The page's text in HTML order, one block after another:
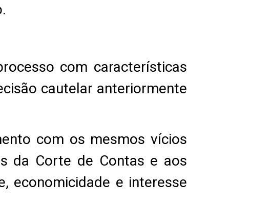
com características
cautelar anteriormente
com os mesmos vícios
da Corte de Contas e aos
economicidade e interesse